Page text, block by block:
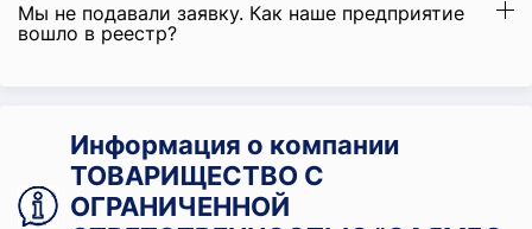
Мы не подавали заявку. Как наше предприятие
вошло в реестр?
Информация о компании
ТОВАРИЩЕСТВО С
ОГРАНИЧЕННОЙ